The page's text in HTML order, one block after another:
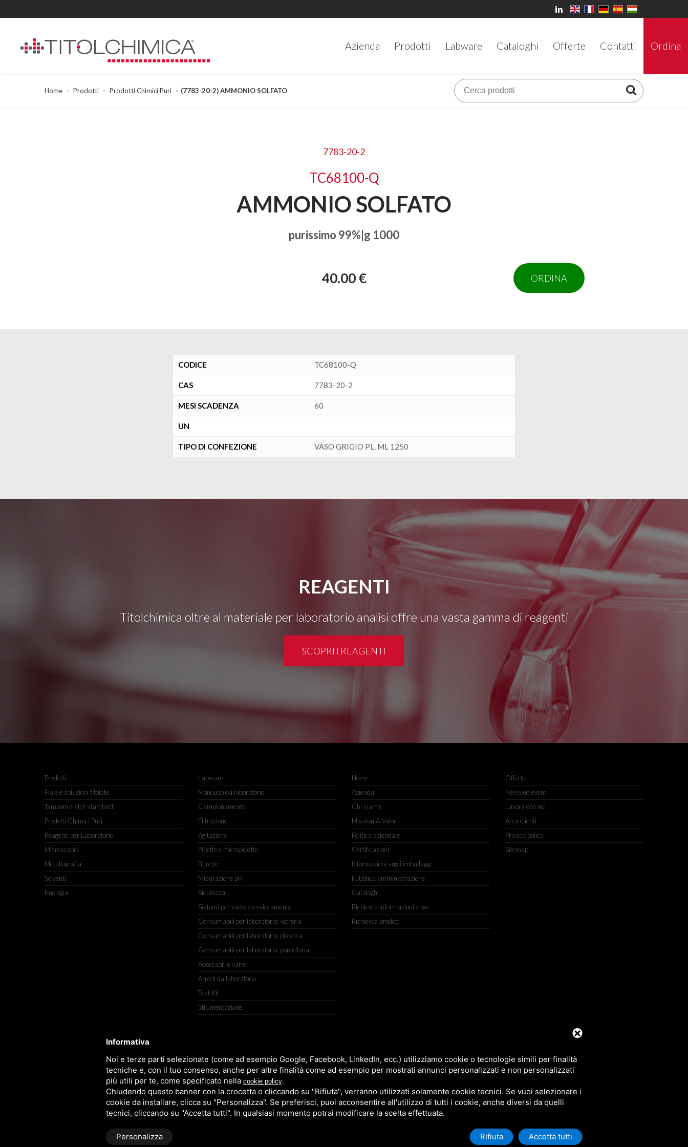
Azienda Prodotti Labware Cataloghi Offerte Contatti Ordina
Home Prodotti Prodotti Chimici Puri (7783-20-2) AMMONIO SOLFATO
7783-20-2
TC68100-Q
AMMONIO SOLFATO
purissimo 99%|g 1000
40.00 € ORDINA
CODICE TC68100-Q
CAS 7783-20-2
MESI SCADENZA 60
UN
TIPO DI CONFEZIONE VASO GRIGIO PL. ML 1250
REAGENTI
Titolchimica oltre al materiale per laboratorio analisi offre una vasta gamma di reagenti
SCOPRI I REAGENTI
Prodotti
Fiale e soluzioni titolate
Tamponi e altri standard
Prodotti Chimici Puri
Reagenti per Laboratorio
Microscopia
Metallografia
Solventi
Enologia
Labware
Monouso da laboratorio
Campionamento
Filtrazione
Agitazione
Pipette e micropipette
Burette
Misurazione pH
Sicurezza
Sistemi per vuoto e essiccamento
Consumabili per laboratorio: vetreria
Consumabili per laboratorio: plastica
Consumabili per laboratorio: porcellana
Accessori e varie
Arredi da laboratorio
Test Kit
Strumentazione
Home
Azienda
Chi siamo
Mission & Valori
Politica aziendale
Certificazioni
Informazioni sugli imballaggi
Pubblica amministrazione
Cataloghi
Richiesta informazioni e pw
Richiesta prodotti
Offerte
News ed eventi
Lavora con noi
Area clienti
Privacy policy
Sitemap
TITOLCHIMICA SPA - VIA DELL'ARTIGIANATO, 2 (MACROAREA) 45030 VILLAMARZANA (RO) ITALY, TEL +39 0425 492644. P.I. 00748970290
Informativa
Noi e terze parti selezionate (come ad esempio Google, Facebook, LinkedIn, ecc.) utilizziamo cookie o tecnologie simili per finalità
tecniche e, con il tuo consenso, anche per altre finalità come ad esempio per mostrati annunci personalizzati e non personalizzati
più utili per te, come specificato nella cookie policy.
Chiudendo questo banner con la crocetta o cliccando su "Rifiuta", verranno utilizzati solamente cookie tecnici. Se vuoi selezionare i
cookie da installare, clicca su "Personalizza". Se preferisci, puoi acconsentire all'utilizzo di tutti i cookie, anche diversi da quelli
tecnici, cliccando su "Accetta tutti". In qualsiasi momento potrai modificare la scelta effettuata.
Personalizza Rifiuta Accetta tutti